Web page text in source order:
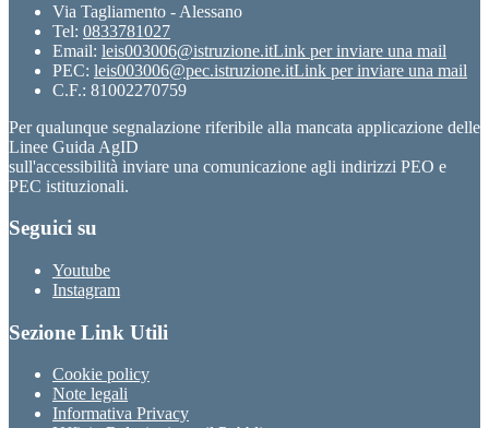
Via Tagliamento - Alessano
Tel: 0833781027
Email: leis003006@istruzione.itLink per inviare una mail
PEC: leis003006@pec.istruzione.itLink per inviare una mail
C.F.: 81002270759
Per qualunque segnalazione riferibile alla mancata applicazione delle
Linee Guida AgID
sull'accessibilità inviare una comunicazione agli indirizzi PEO e
PEC istituzionali.
Seguici su
Youtube
Instagram
Sezione Link Utili
Cookie policy
Note legali
Informativa Privacy